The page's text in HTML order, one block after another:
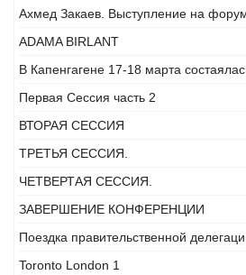
Ахмед Закаев. Выступление на
ADAMA BIRLANT
В Капенгагене 17-18 марта
Первая Сессия часть 2
ВТОРАЯ СЕССИЯ
ТРЕТЬЯ СЕССИЯ.
ЧЕТВЕРТАЯ СЕССИЯ.
ЗАВЕРШЕНИЕ КОНФЕРЕНЦИИ
Поездка правительственной
Toronto London 1